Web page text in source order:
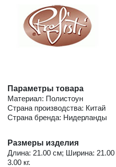
Параметры товара
Материал: Полистоун
Страна производства: Китай
Страна бренда: Нидерланды
Размеры изделия
Длина: 21.00 см; Ширина:
3.00 кг.